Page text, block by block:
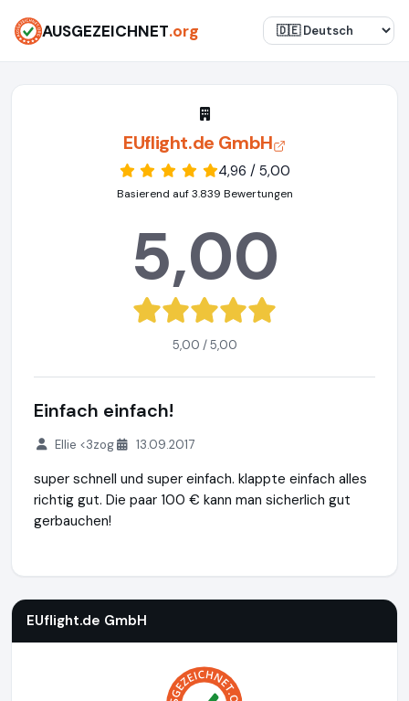
AUSGEZEICHNET.org
EUflight.de GmbH
4,96 / 5,00
Basierend auf 3.839 Bewertungen
5,00
5,00 / 5,00
Einfach einfach!
Ellie <3zog 13.09.2017
super schnell und super einfach. klappte einfach alles
richtig gut. Die paar 100 € kann man sicherlich gut
gerbauchen!
EUflight.de GmbH